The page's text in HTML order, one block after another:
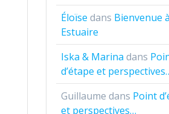
Éloïse dans Bienvenue à
Estuaire
Iska & Marina dans
d’étape et
Guillaume dans Point
et perspectives…